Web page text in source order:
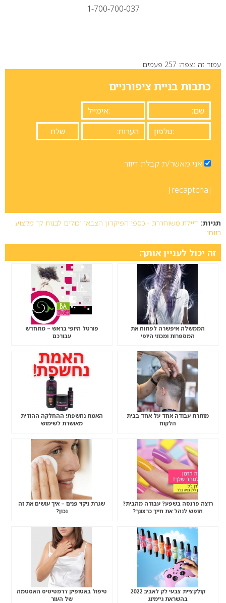
1-700-700-037
עמוד זה נצפה: 257 פעמים
כתבות בניית ציפורניים
אני מאשר/ת קבלת דיוור
[recaptcha]
תגיות: חיילת משוחררת - כספי הפיקדון הצבאי יכולים לבנות לך מקצוע
רווחי
זה יכול לעניין אותך:
הממשלה איפשרה לפתוח את
המספרות ומכוני היופי
פורטל היופי בראש – מתחדש
עבורכם
מותרת עבודה אחד על אחד בבית
הלקוח
האמת נחשפת! ההחלקה ההודית
מאושרת לשימוש
רוצה פרנסה בשפע? עבודה מהבית?
חופש לנהל את חייך כרצונך?
שגרת ניקוי פנים – איך עושים את זה
נכון?
קולקציית צבעי לק לאביב 2022
בהשראת גיימינג
טיפול באטופיק דרמטיטיס האסטמה
של העור